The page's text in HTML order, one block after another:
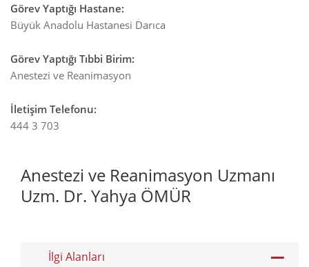
Görev Yaptığı Hastane:
Büyük Anadolu Hastanesi Darıca
Görev Yaptığı Tıbbi Birim:
Anestezi ve Reanimasyon
İletişim Telefonu:
444 3 703
Anestezi ve Reanimasyon Uzmanı
Uzm. Dr. Yahya ÖMÜR
İlgi Alanları